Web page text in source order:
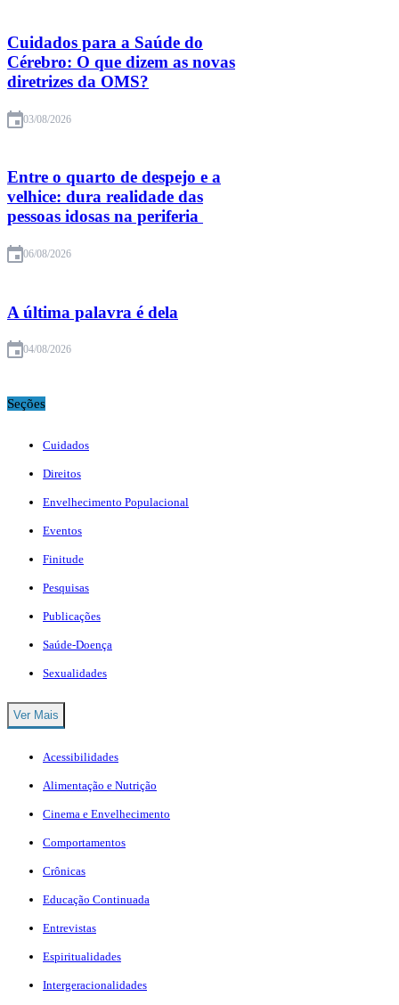
Cuidados para a Saúde do
Cérebro: O que dizem as novas
diretrizes da OMS?
03/08/2026
Entre o quarto de despejo e a
velhice: dura realidade das
pessoas idosas na periferia
06/08/2026
A última palavra é dela
04/08/2026
Seções
Cuidados
Direitos
Envelhecimento Populacional
Eventos
Finitude
Pesquisas
Publicações
Saúde-Doença
Sexualidades
Ver Mais
Acessibilidades
Alimentação e Nutrição
Cinema e Envelhecimento
Comportamentos
Crônicas
Educação Continuada
Entrevistas
Espiritualidades
Intergeracionalidades